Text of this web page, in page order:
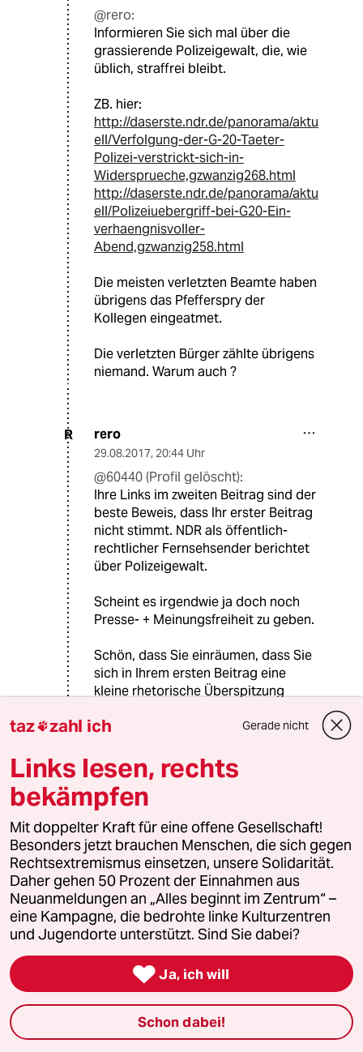
@rero:
Informieren Sie sich mal über die
grassierende Polizeigewalt, die, wie
üblich, straffrei bleibt.
ZB. hier:
http://daserste.ndr.de/panorama/aktu
ell/Verfolgung-der-G-20-Taeter-
Polizei-verstrickt-sich-in-
Widersprueche,gzwanzig268.html
http://daserste.ndr.de/panorama/aktu
ell/Polizeiuebergriff-bei-G20-Ein-
verhaengnisvoller-
Abend,gzwanzig258.html
Die meisten verletzten Beamte haben
übrigens das Pfefferspry der
Kollegen eingeatmet.
Die verletzten Bürger zählte übrigens
niemand. Warum auch ?
R rero
29.08.2017, 20:44 Uhr
@60440 (Profil gelöscht):
Ihre Links im zweiten Beitrag sind der
beste Beweis, dass Ihr erster Beitrag
nicht stimmt. NDR als öffentlich-
rechtlicher Fernsehsender berichtet
über Polizeigewalt.
Scheint es irgendwie ja doch noch
Presse- + Meinungsfreiheit zu geben.
Schön, dass Sie einräumen, dass Sie
sich in Ihrem ersten Beitrag eine
kleine rhetorische Überspitzung
Strafmaß übertrieben ist.
6G 60440 (Profil gelöscht)
29.08.2017,21:11 Uhr
@rero:
Das mit dem Entzug der
Presseakkreditierungen haben Sie
mitbekommen oder ? Systematische
Behinderungen bei der
Berichterstattung auch ? Rügen
seitens der Pressevertreter ? Und
wenn Demonstanten, die
herumstehen, von einer wilden
Polizistenmeute einfach
taz zahl ich Gerade nicht
Links lesen, rechts
bekämpfen
Mit doppelter Kraft für eine offene Gesellschaft!
Besonders jetzt brauchen Menschen, die sich gegen
Rechtsextremismus einsetzen, unsere Solidarität.
Daher gehen 50 Prozent der Einnahmen aus
Neuanmeldungen an „Alles beginnt im Zentrum“ –
eine Kampagne, die bedrohte linke Kulturzentren
und Jugendorte unterstützt. Sind Sie dabei?
 Ja, ich will
Schon dabei!